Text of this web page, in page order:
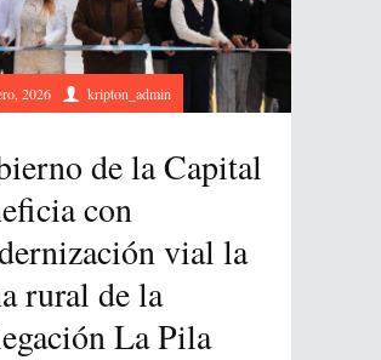
2026 kripton_admin
de la Capital
con
vial la
rural de la
La Pila